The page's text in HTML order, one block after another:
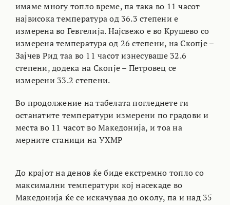
имаме многу топло време, па така во 11 часот
највисока температура од 36.3 степени е
измерена во Гевгелија. Најсвежо е во Крушево со
измерена температура од 26 степени, на Скопје –
Зајчев Рид таа во 11 часот изнесуваше 32.6
степени, додека на Скопје – Петровец се
измерени 33.2 степени.
Во продолжение на табелата погледнете ги
останатите температури измерени по градови и
места во 11 часот во Македонија, и тоа на
мерните станици на УХМР
До крајот на денов ќе биде екстремно топло со
максимални температури кој насекаде во
Македонија ќе се искачуваа до околу, па и над 35